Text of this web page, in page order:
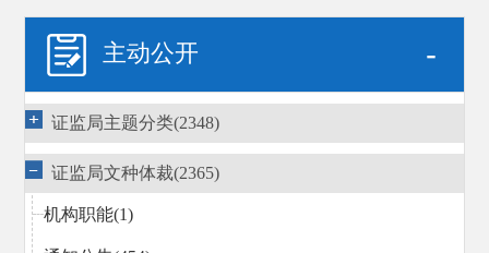
主动公开 -
证监局主题分类(2348)
证监局文种体裁(2365)
机构职能(1)